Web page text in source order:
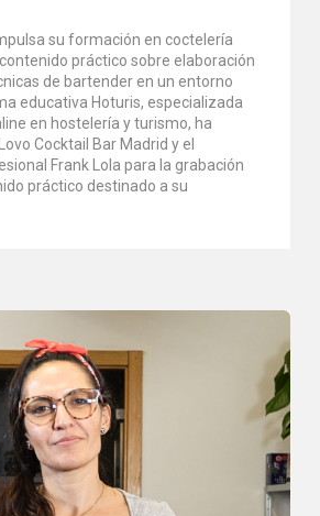
su formación en coctelería
práctico sobre elaboración
de bartender en un entorno
educativa Hoturis, especializada
en hostelería y turismo, ha
Cocktail Bar Madrid y el
Frank Lola para la grabación
práctico destinado a su